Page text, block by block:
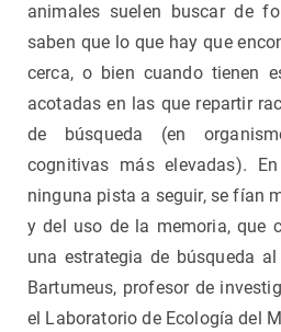
animales suelen buscar de
saben que lo que hay que
cerca, o bien cuando tienen
acotadas en las que repartir
de búsqueda (en
cognitivas más elevadas).
ninguna pista a seguir, se fían
y del uso de la memoria, que
una estrategia de búsqueda
Bartumeus, profesor de
el Laboratorio de Ecología del